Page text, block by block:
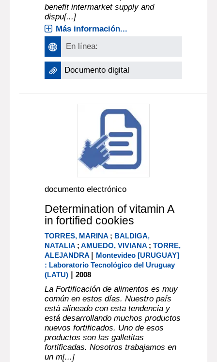
benefit intermarket supply and
dispu[...]
Más información...
En línea:
Documento digital
documento electrónico
Determination of vitamin A
in fortified cookies
TORRES, MARINA ; BALDIGA,
NATALIA ;AMUEDO, VIVIANA ;TORRE,
ALEJANDRA | Montevideo [URUGUAY]
: Laboratorio Tecnológico del Uruguay
(LATU) |2008
La Fortificación de alimentos es muy
común en estos días. Nuestro país
está alineado con esta tendencia y
está desarrollando muchos productos
nuevos fortificados. Uno de esos
productos son las galletitas
fortificadas. Nosotros trabajamos en
un m[...]